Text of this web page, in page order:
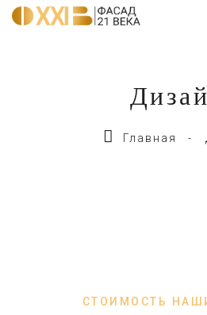
Главная
СТОИМОСТЬ